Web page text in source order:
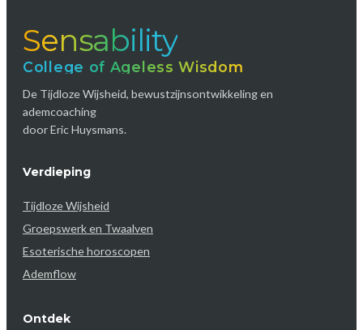
Sensability
College of Ageless Wisdom
De Tijdloze Wijsheid, bewustzijnsontwikkeling en
ademcoaching
door Eric Huysmans.
Verdieping
Tijdloze Wijsheid
Groepswerk en Twaalven
Esoterische horoscopen
Ademflow
Ontdek